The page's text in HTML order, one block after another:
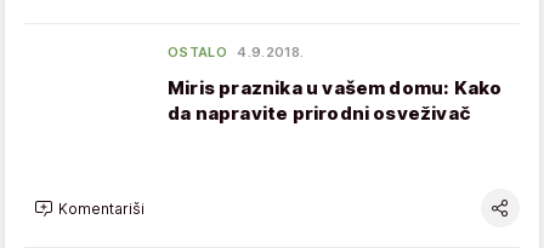
OSTALO 4.9.2018.
Miris praznika u vašem domu: Kako
da napravite prirodni osveživač
Komentariši